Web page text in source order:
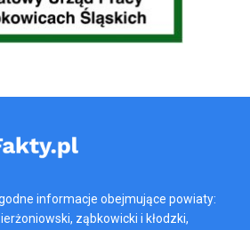
informacje obejmujące powiaty:
ząbkowicki i kłodzki,